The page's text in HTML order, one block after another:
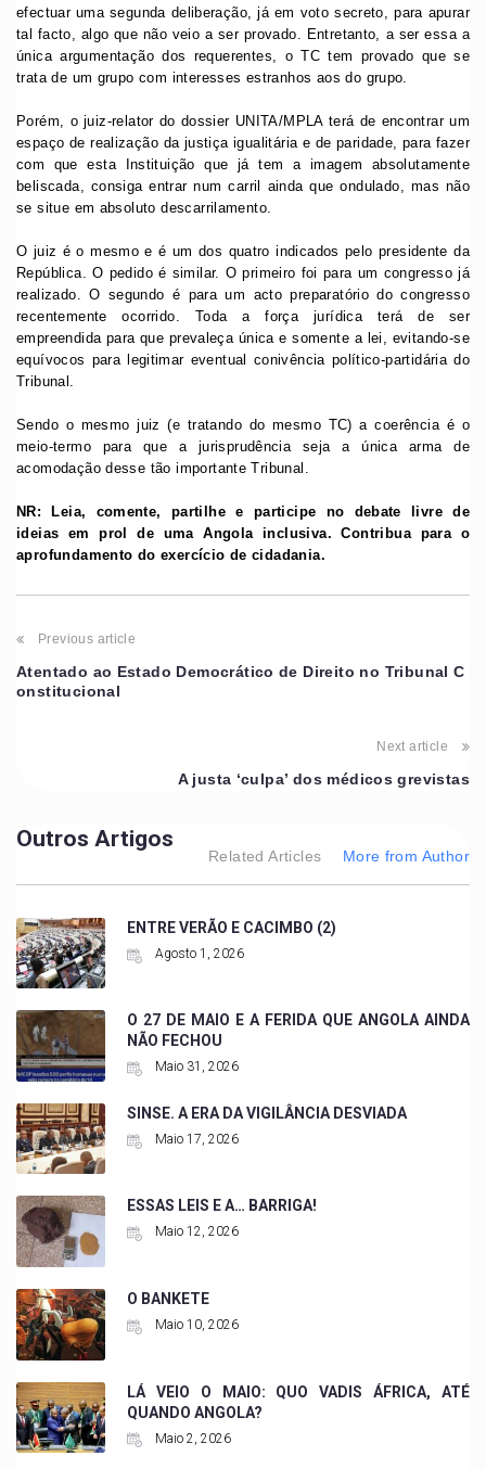
efectuar uma segunda deliberação, já em voto secreto, para apurar
tal facto, algo que não veio a ser provado. Entretanto, a ser essa a
única argumentação dos requerentes, o TC tem provado que se
trata de um grupo com interesses estranhos aos do grupo.
Porém, o juiz-relator do dossier UNITA/MPLA terá de encontrar um
espaço de realização da justiça igualitária e de paridade, para fazer
com que esta Instituição que já tem a imagem absolutamente
beliscada, consiga entrar num carril ainda que ondulado, mas não
se situe em absoluto descarrilamento.
O juiz é o mesmo e é um dos quatro indicados pelo presidente da
República. O pedido é similar. O primeiro foi para um congresso já
realizado. O segundo é para um acto preparatório do congresso
recentemente ocorrido. Toda a força jurídica terá de ser
empreendida para que prevaleça única e somente a lei, evitando-se
equívocos para legitimar eventual conivência político-partidária do
Tribunal.
Sendo o mesmo juiz (e tratando do mesmo TC) a coerência é o
meio-termo para que a jurisprudência seja a única arma de
acomodação desse tão importante Tribunal.
NR: Leia, comente, partilhe e participe no debate livre de
ideias em prol de uma Angola inclusiva. Contribua para o
aprofundamento do exercício de cidadania.
Previous article
Atentado ao Estado Democrático de Direito no Tribunal C
onstitucional
Next article
A justa ‘culpa’ dos médicos grevistas
Outros Artigos
Related Articles More from Author
ENTRE VERÃO E CACIMBO (2)
Agosto 1, 2026
O 27 DE MAIO E A FERIDA QUE ANGOLA AINDA
NÃO FECHOU
Maio 31, 2026
SINSE. A ERA DA VIGILÂNCIA DESVIADA
Maio 17, 2026
ESSAS LEIS E A… BARRIGA!
Maio 12, 2026
O BANKETE
Maio 10, 2026
LÁ VEIO O MAIO: QUO VADIS ÁFRICA, ATÉ
QUANDO ANGOLA?
Maio 2, 2026